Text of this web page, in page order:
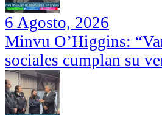
6 Agosto, 2026
Minvu O’Higgins:
sociales cumplan su